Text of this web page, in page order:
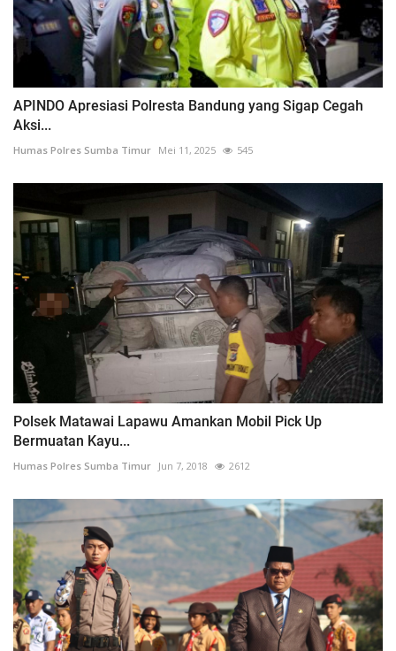
APINDO Apresiasi Polresta Bandung yang Sigap Cegah
Aksi...
Humas Polres Sumba Timur Mei 11, 2025 545
Polsek Matawai Lapawu Amankan Mobil Pick Up
Bermuatan Kayu...
Humas Polres Sumba Timur Jun 7, 2018 2612